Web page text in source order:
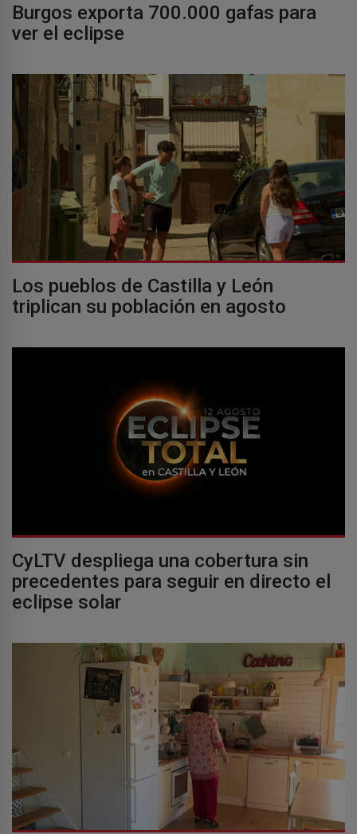
Burgos exporta 700.000 gafas para
ver el eclipse
Los pueblos de Castilla y León
triplican su población en agosto
CyLTV despliega una cobertura sin
precedentes para seguir en directo el
eclipse solar